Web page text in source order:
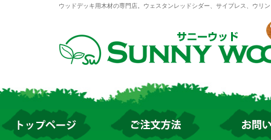
ウッドデッキ用木材の専門店。ウェスタンレッドシダー、サイプレス、ウリ